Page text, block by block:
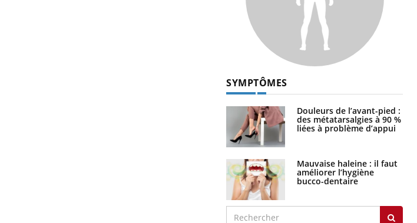
SYMPTÔMES
Douleurs de l’avant-pied :
des métatarsalgies à 90 %
liées à problème d’appui
Mauvaise haleine : il faut
améliorer l’hygiène
bucco-dentaire